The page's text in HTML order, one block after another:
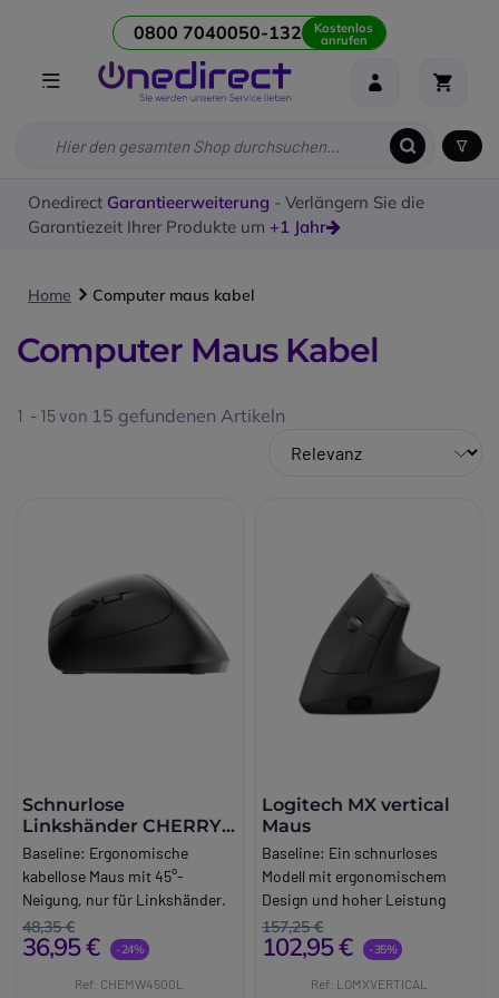
0800 7040050-132 Kostenlos
anrufen
Onedirect Garantieerweiterung - Verlängern Sie die
Garantiezeit Ihrer Produkte um +1 Jahr
Home Computer maus kabel
Computer Maus Kabel
1 - 15 von 15 gefundenen Artikeln
Schnurlose
Linkshänder CHERRY
Maus MW-4500
schwarz
Baseline: Ergonomische
kabellose Maus mit 45°-
Neigung, nur für Linkshänder.
Brand:CHERRY
Long_description:
CHERRY MW-4500 schwarz
48,35 €
36,95 € -24%
Ref: CHEMW4500L
Logitech MX vertical
Maus
Baseline: Ein schnurloses
Modell mit ergonomischem
Design und hoher Leistung
Brand:Logitech
Long_description:
Die Logitech MX verticale ist
157,25 €
102,95 € -35%
Ref: LOMXVERTICAL